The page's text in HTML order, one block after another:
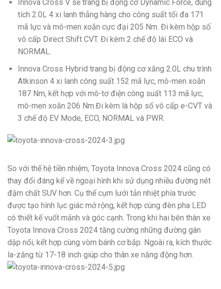
Innova Cross V sẽ trang bị động cơ Dynamic Force, dung
tích 2.0L 4 xi lanh thẳng hàng cho công suất tối đa 171
mã lực và mô-men xoắn cực đại 205 Nm. Đi kèm hộp số
vô cấp Direct Shift CVT. Đi kèm 2 chế độ lái ECO và
NORMAL.
Innova Cross Hybrid trang bị động cơ xăng 2.0L chu trình
Atkinson 4 xi lanh công suất 152 mã lực, mô-men xoắn
187 Nm, kết hợp với mô-tơ điện công suất 113 mã lực,
mô-men xoắn 206 Nm.Đi kèm là hộp số vô cấp e-CVT và
3 chế độ EV Mode, ECO, NORMAL và PWR.
So với thế hệ tiền nhiệm, Toyota Innova Cross 2024 cũng có
thay đổi đáng kể về ngoại hình khi sử dụng nhiều đường nét
đậm chất SUV hơn. Cụ thể cụm lưới tản nhiệt phía trước
được tạo hình lục giác mở rộng, kết hợp cùng đèn pha LED
có thiết kế vuốt mảnh và góc cạnh. Trong khi hai bên thân xe
Toyota Innova Cross 2024 tăng cường những đường gân
dập nổi, kết hợp cùng vòm bánh cơ bắp. Ngoài ra, kích thước
la-zăng từ 17-18 inch giúp cho thân xe năng động hơn.